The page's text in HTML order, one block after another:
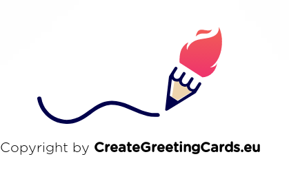
Copyright by CreateGreetingCards.eu